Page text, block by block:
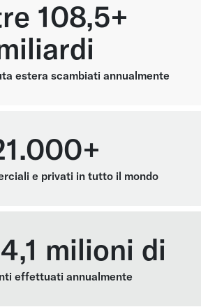
108,5+
estera scambiati annualmente
e privati in tutto il mondo
milioni di
effettuati annualmente